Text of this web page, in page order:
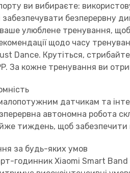
ви вибираєте:
забезпечувати безперервну
улюблене тренування,
щодо часу
Dance. Крутіться,
За кожне тренування ви
датчикам та
автономна робота
тиждень, щоб забезпечити
за будь-яких умов
годинник Xiaomi Smart Band